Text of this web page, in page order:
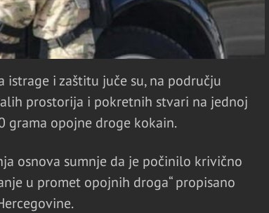
istrage i zaštitu juče su, na području
prostorija i pokretnih stvari na jednoj
opojne droge kokain.
osnova sumnje da je počinilo krivično
u promet opojnih droga“ propisano